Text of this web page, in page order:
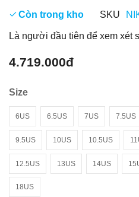
Còn trong kho SKU
Là người đầu tiên để xem xét
4.719.000đ
Size
6US 6.5US 7US 7.5US
9.5US 10US 10.5US
12.5US 13US 14US
18US